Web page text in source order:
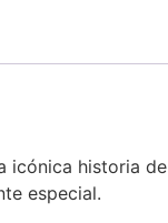
icónica historia de
especial.